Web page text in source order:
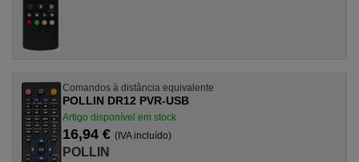
Comandos à distância equivalente
POLLIN DR12 PVR-USB
Artigo disponível em stock
16,94 € (IVA incluído)
POLLIN